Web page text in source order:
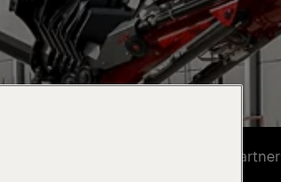
Finden Sie einen Vertriebspartner